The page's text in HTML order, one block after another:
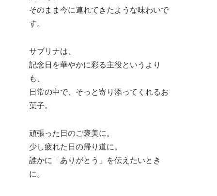
そのまま今に連れてきたような味わいで
す。
サブリナは、
記念日を華やかに彩る主役というより
も、
日常の中で、そっと寄り添ってくれるお
菓子。
頑張った日のご褒美に。
少し疲れた日の帰り道に。
誰かに「ありがとう」を伝えたいとき
に。